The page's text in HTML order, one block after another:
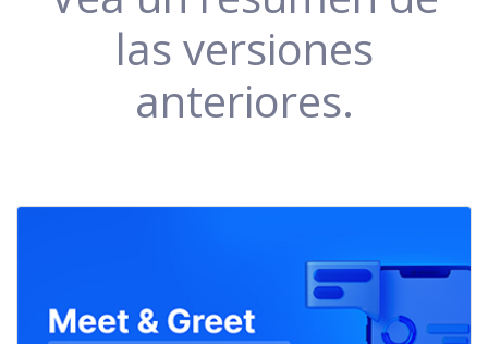
las versiones
anteriores.